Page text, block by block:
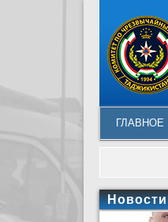
ГЛАВНОЕ
Новости